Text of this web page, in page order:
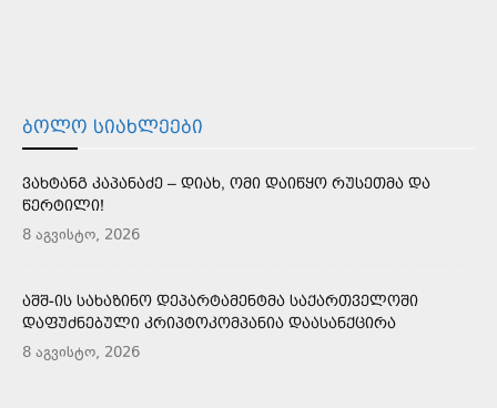
ᲑᲝᲚᲝ ᲡᲘᲐᲮᲚᲔᲔᲑᲘ
ᲕᲐᲮᲢᲐᲜᲒ ᲙᲐᲞᲐᲜᲐᲫᲔ – ᲓᲘᲐᲮ, ᲝᲛᲘ ᲓᲐᲘᲬᲧᲝ ᲠᲣᲡᲔᲗᲛᲐ ᲓᲐ
ᲬᲔᲠᲢᲘᲚᲘ!
8 აგვისტო, 2026
ᲐᲨᲨ-ᲘᲡ ᲡᲐᲮᲐᲖᲘᲜᲝ ᲓᲔᲞᲐᲠᲢᲐᲛᲔᲜᲢᲛᲐ ᲡᲐᲥᲐᲠᲗᲕᲔᲚᲝᲨᲘ
ᲓᲐᲤᲣᲫᲜᲔᲑᲣᲚᲘ ᲙᲠᲘᲞᲢᲝᲙᲝᲛᲞᲐᲜᲘᲐ ᲓᲐᲐᲡᲐᲜᲥᲪᲘᲠᲐ
8 აგვისტო, 2026